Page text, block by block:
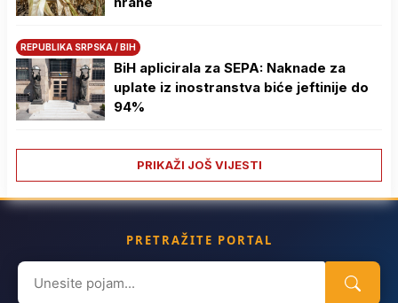
REPUBLIKA SRPSKA / BIH
BiH aplicirala za SEPA: Naknade za
uplate iz inostranstva biće jeftinije do
94%
PRIKAŽI JOŠ VIJESTI
PRETRAŽITE PORTAL
Search
for: